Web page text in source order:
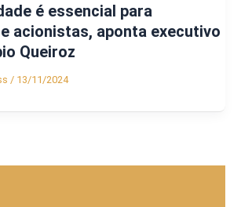
é essencial para
acionistas, aponta executivo
Queiroz
/ 13/11/2024